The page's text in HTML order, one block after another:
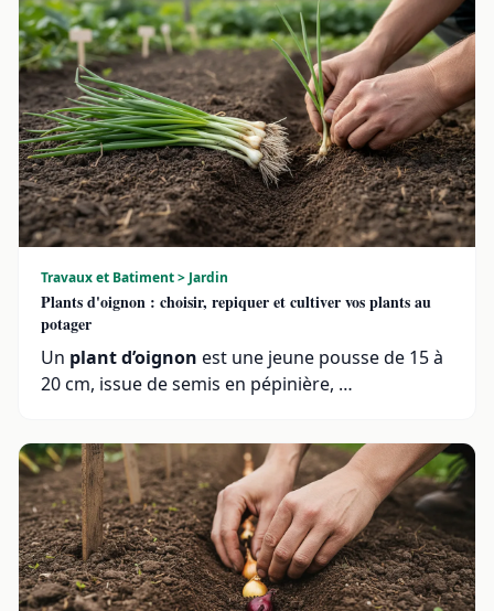
Travaux et Batiment > Jardin
Plants d'oignon : choisir, repiquer et cultiver vos plants au
potager
Un plant d’oignon est une jeune pousse de 15 à
20 cm, issue de semis en pépinière, …